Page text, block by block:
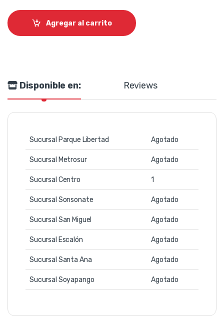
Agregar al carrito
Disponible en: Reviews
Sucursal Parque Libertad Agotado
Sucursal Metrosur Agotado
Sucursal Centro 1
Sucursal Sonsonate Agotado
Sucursal San Miguel Agotado
Sucursal Escalón Agotado
Sucursal Santa Ana Agotado
Sucursal Soyapango Agotado